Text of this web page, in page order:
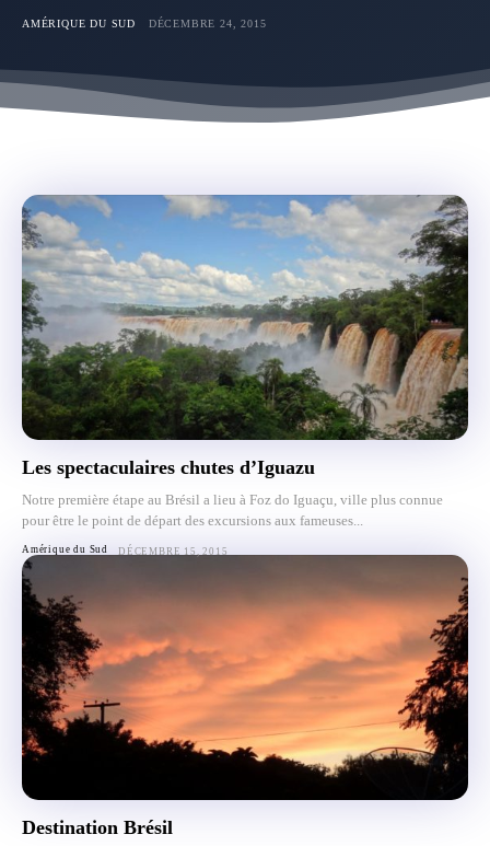
AMÉRIQUE DU SUD DÉCEMBRE 24, 2015
Les spectaculaires chutes d’Iguazu
Notre première étape au Brésil a lieu à Foz do Iguaçu, ville plus connue
pour être le point de départ des excursions aux fameuses...
Amérique du Sud DÉCEMBRE 15, 2015
Destination Brésil